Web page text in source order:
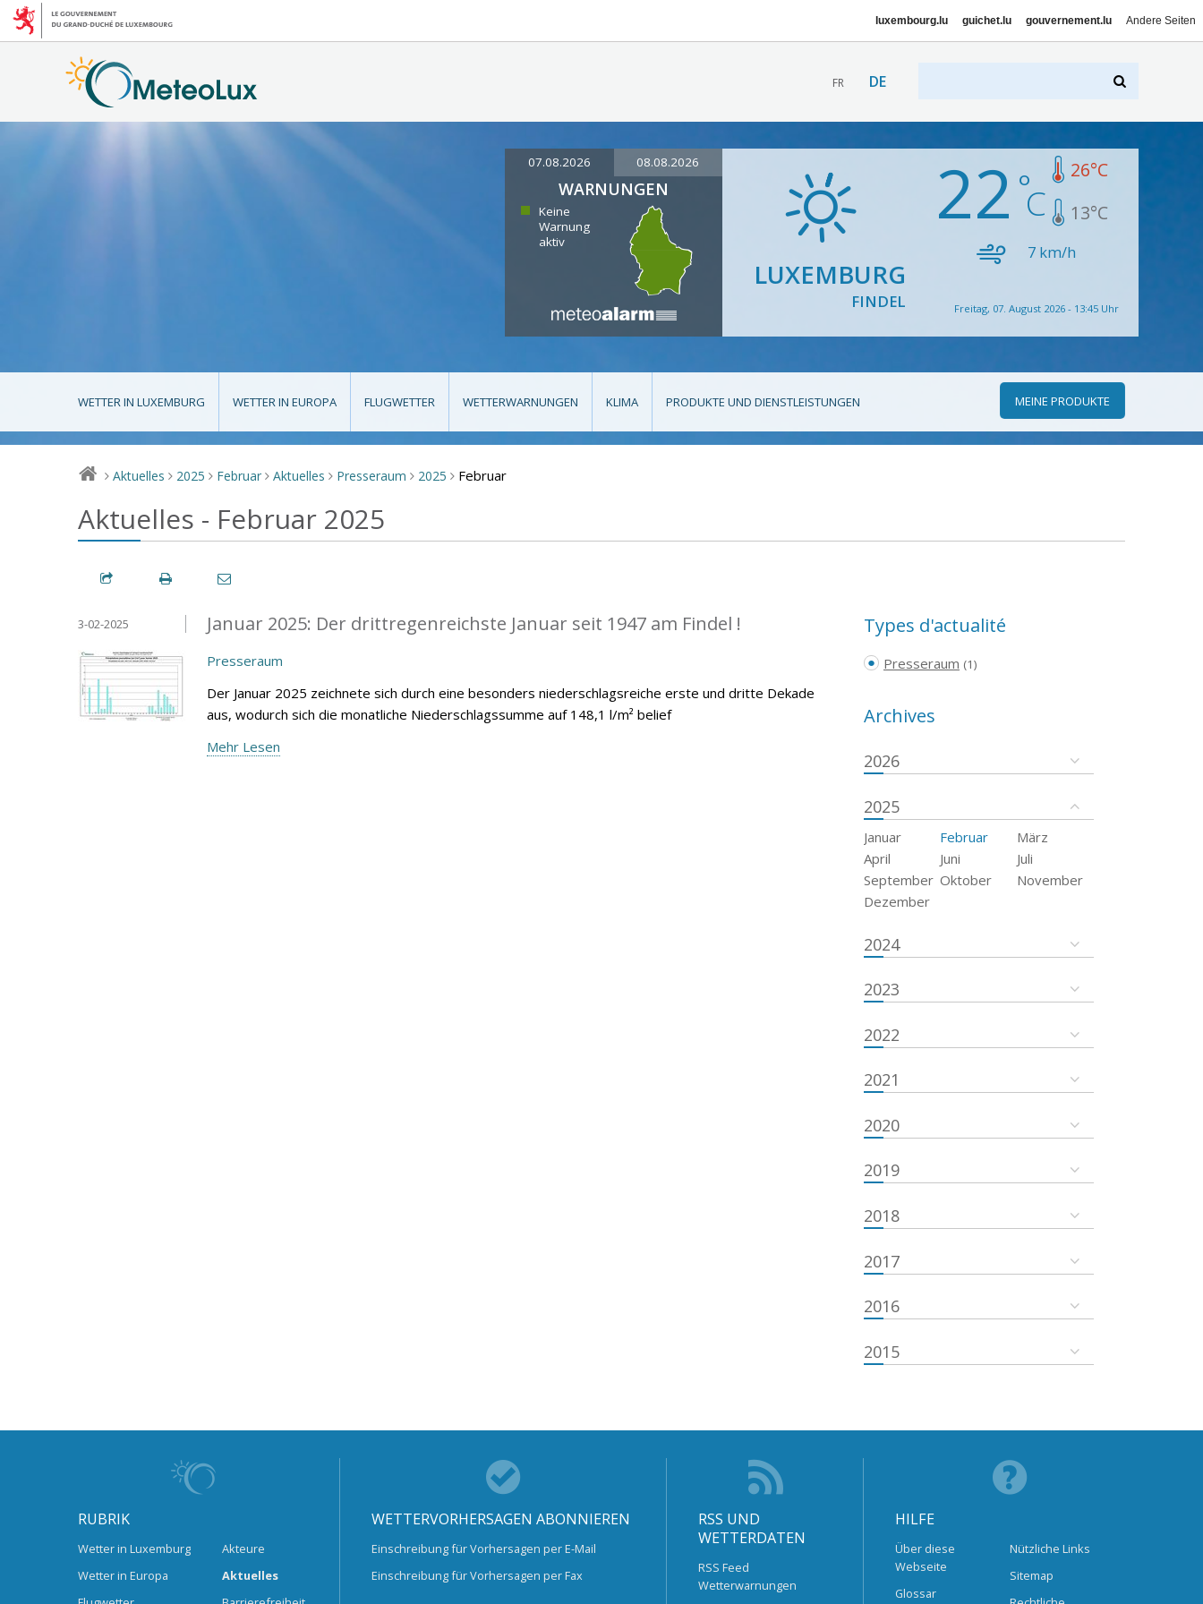
luxembourg.lu guichet.lu gouvernement.lu Andere Seiten
FR DE
07.08.2026 08.08.2026
WARNUNGEN
Keine
Warnung
aktiv
LUXEMBURG
FINDEL
22 26°C
13°C
7 km/h
Freitag, 07. August 2026 - 13:45 Uhr
WETTER IN LUXEMBURG WETTER IN EUROPA FLUGWETTER WETTERWARNUNGEN KLIMA PRODUKTE UND DIENSTLEISTUNGEN MEINE PRODUKTE
> Aktuelles > 2025 > Februar > Aktuelles > Presseraum > 2025 > Februar
Aktuelles - Februar 2025
Januar 2025: Der drittregenreichste Januar seit 1947 am Findel !
3-02-2025
Presseraum
Der Januar 2025 zeichnete sich durch eine besonders niederschlagsreiche erste und dritte Dekade
aus, wodurch sich die monatliche Niederschlagssumme auf 148,1 l/m² belief
Mehr Lesen
Types d'actualité
Presseraum (1)
Archives
2026
2025
Januar Februar
März
April
Juni
Juli
September Oktober
November
Dezember
2024
2023
2022
2021
2020
2019
2018
2017
2016
2015
RUBRIK
Wetter in Luxemburg
Wetter in Europa
Akteure
Aktuelles
WETTERVORHERSAGEN ABONNIEREN
Einschreibung für Vorhersagen per E-Mail
Einschreibung für Vorhersagen per Fax
RSS UND
WETTERDATEN
RSS Feed
Wetterwarnungen
HILFE
Über diese
Webseite
Glossar
Nützliche Links
Sitemap